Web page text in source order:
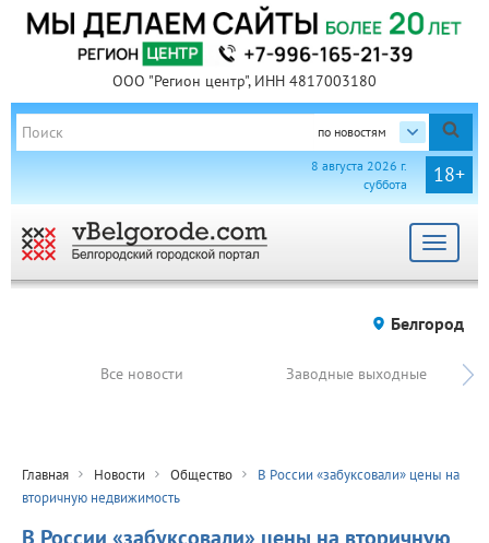
ООО "Регион центр", ИНН 4817003180
по новостям
18+
8 августа 2026 г.
суббота
Toggle
Белгород
Все новости Заводные выходные
Главная Новости Общество
В России «забуксовали» цены на
вторичную недвижимость